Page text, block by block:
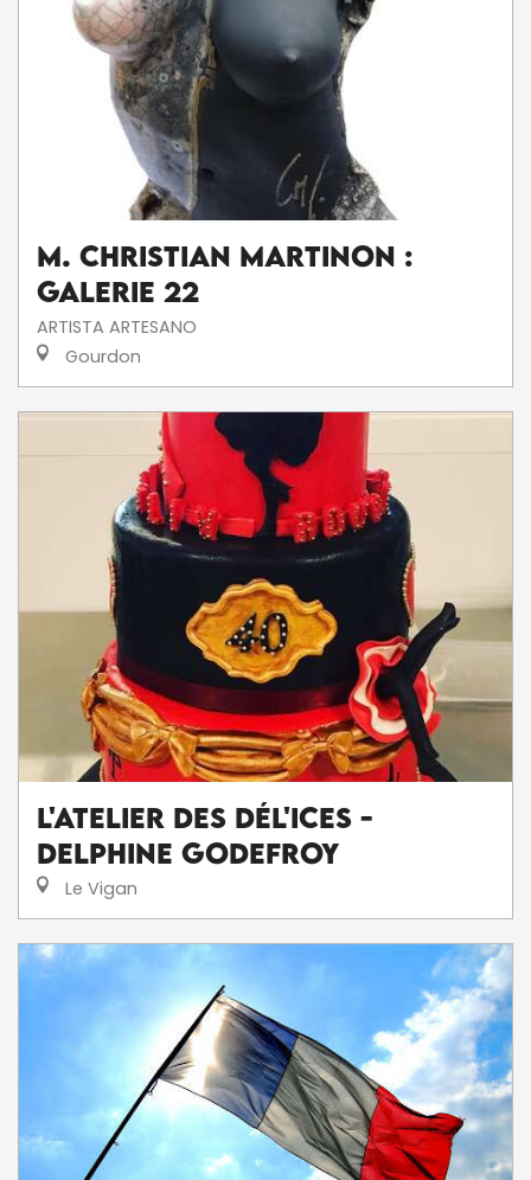
M. Christian Martinon :
Galerie 22
ARTISTA ARTESANO
Gourdon
L'Atelier des Dél'ices -
Delphine Godefroy
Le Vigan